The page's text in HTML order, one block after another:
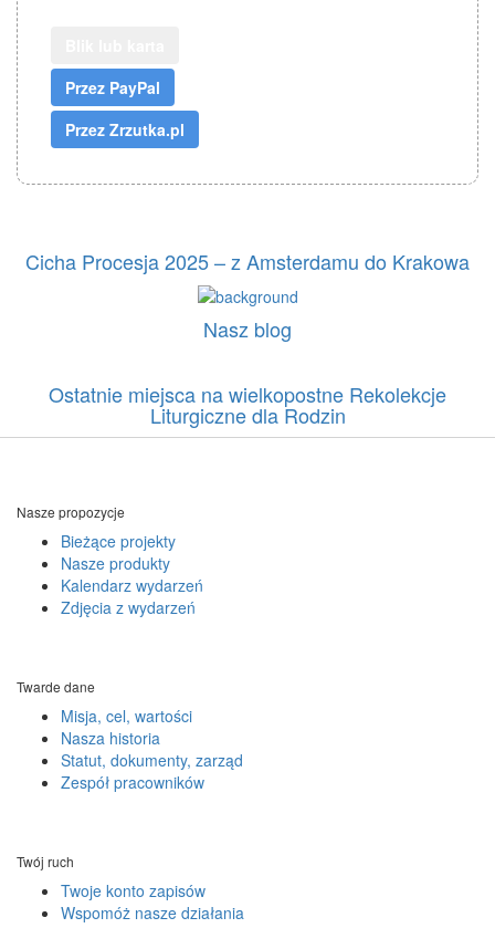
Cicha Procesja 2025 – z Amsterdamu do Krakowa
Nasz blog
Ostatnie miejsca na wielkopostne Rekolekcje
Liturgiczne dla Rodzin
Nasze propozycje
Bieżące projekty
Nasze produkty
Kalendarz wydarzeń
Zdjęcia z wydarzeń
Twarde dane
Misja, cel, wartości
Nasza historia
Statut, dokumenty, zarząd
Zespół pracowników
Twój ruch
Twoje konto zapisów
Wspomóż nasze działania